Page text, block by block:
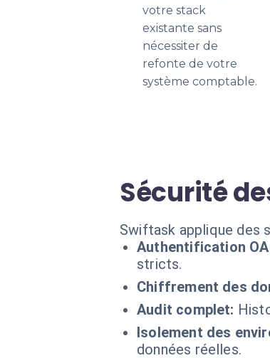
votre stack
existante sans
nécessiter de
refonte de votre
système comptable.
Sécurité
Swiftask applique des
Authentification
stricts.
Chiffrement des
Audit complet:
Isolement des
données réelles.